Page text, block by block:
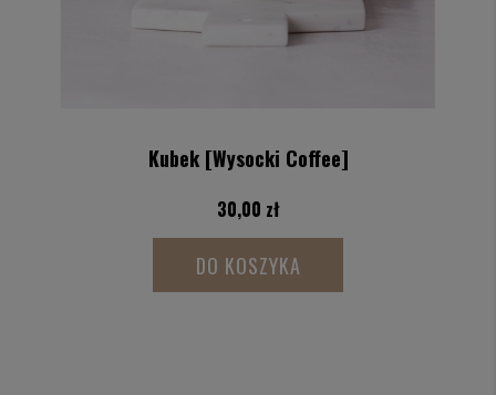
Kubek [Wysocki Coffee]
30,00 zł
DO KOSZYKA